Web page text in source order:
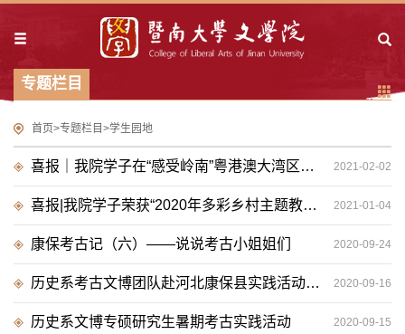
专题栏目
首页>专题栏目 >学生园地
喜报｜我院学子在“感受岭南”粤港澳大湾区高校征文比赛中取得佳绩 2021-02-02
喜报|我院学子荣获“2020年多彩乡村主题教育实践活动”二等奖 2021-01-04
康保考古记（六）——说说考古小姐姐们 2020-09-24
历史系考古文博团队赴河北康保县实践活动记（三） 2020-09-16
历史系文博专硕研究生暑期考古实践活动 2020-09-15